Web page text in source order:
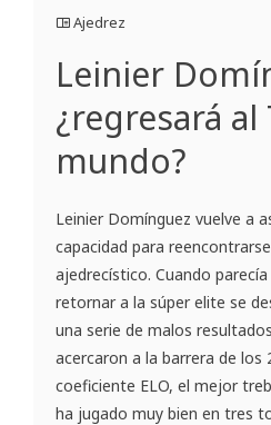
Ajedrez
Leinier
¿regresará al
mundo?
Leinier Domínguez vuelve a
capacidad para
ajedrecístico. Cuando
retornar a la súper elite se
una serie de malos
acercaron a la barrera de los
coeficiente ELO, el mejor
ha jugado muy bien en tres